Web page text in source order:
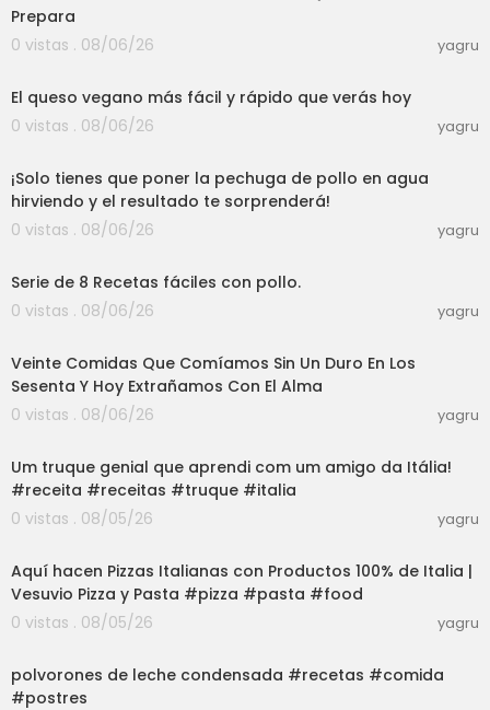
Prepara
0 vistas . 08/06/26
yagru
El queso vegano más fácil y rápido que verás hoy
0 vistas . 08/06/26
yagru
¡Solo tienes que poner la pechuga de pollo en agua
hirviendo y el resultado te sorprenderá!
0 vistas . 08/06/26
yagru
Serie de 8 Recetas fáciles con pollo.
0 vistas . 08/06/26
yagru
Veinte Comidas Que Comíamos Sin Un Duro En Los
Sesenta Y Hoy Extrañamos Con El Alma
0 vistas . 08/06/26
yagru
Um truque genial que aprendi com um amigo da Itália!
#receita #receitas #truque #italia
0 vistas . 08/05/26
yagru
Aquí hacen Pizzas Italianas con Productos 100% de Italia |
Vesuvio Pizza y Pasta #pizza #pasta #food
0 vistas . 08/05/26
yagru
polvorones de leche condensada #recetas #comida
#postres